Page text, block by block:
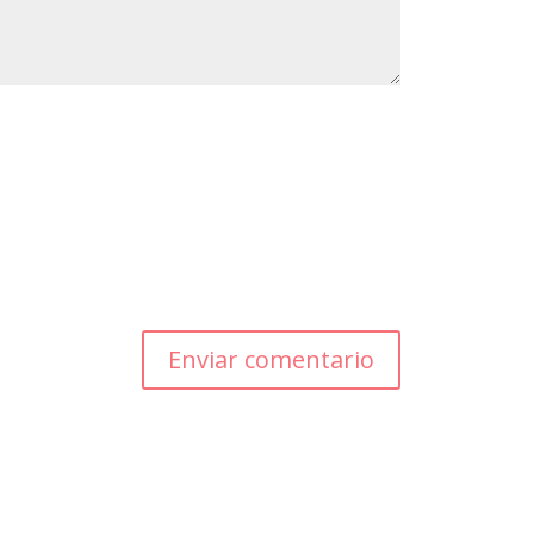
Enviar comentario